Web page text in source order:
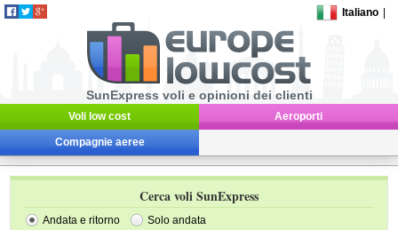
Italiano
SunExpress voli e opinioni dei clienti
Voli low cost Aeroporti
Compagnie aeree
Cerca voli SunExpress
Andata e ritorno Solo andata